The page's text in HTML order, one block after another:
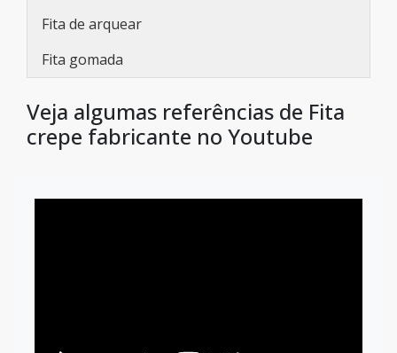
Fita de arquear
Fita gomada
Veja algumas referências de Fita
crepe fabricante no Youtube